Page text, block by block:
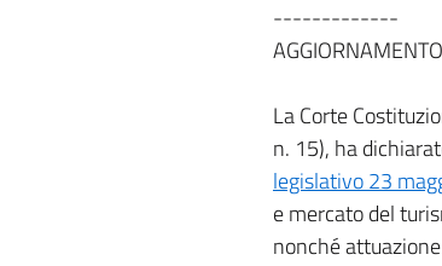
-------------
La Corte
n. 15), ha
legislativo 23
e mercato del
nonché